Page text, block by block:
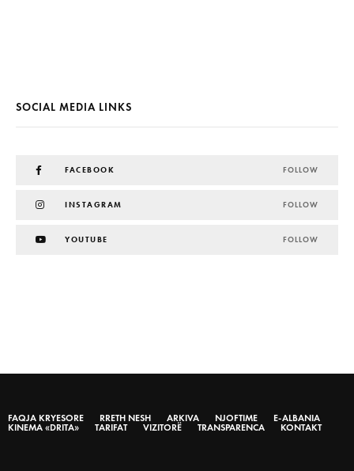
SOCIAL MEDIA LINKS
FACEBOOK FOLLOW
INSTAGRAM FOLLOW
YOUTUBE FOLLOW
FAQJA KRYESORE RRETH NESH ARKIVA NJOFTIME
E-ALBANIA
KINEMA «DRITA»
TARIFAT VIZITORË TRANSPARENCA KONTAKT